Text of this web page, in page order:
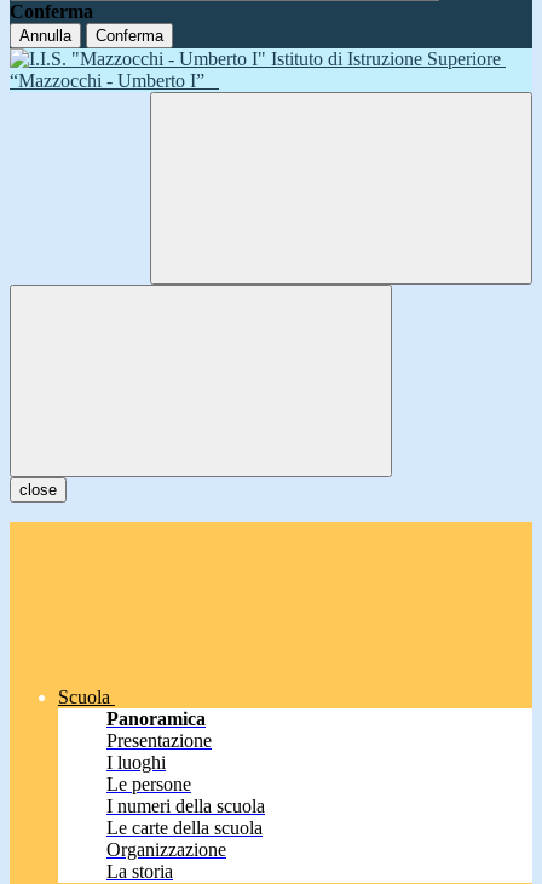
Conferma
Annulla Conferma
Istituto di Istruzione Superiore
“Mazzocchi - Umberto I”
close
Scuola
Panoramica
Presentazione
I luoghi
Le persone
I numeri della scuola
Le carte della scuola
Organizzazione
La storia